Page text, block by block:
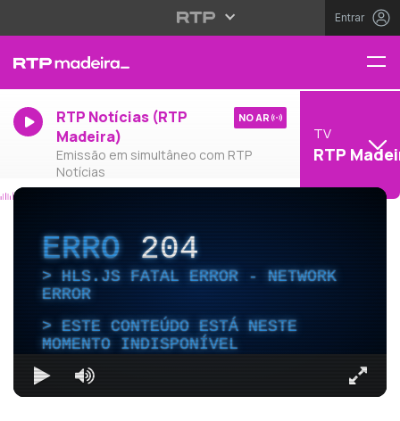
Entrar
RTP Notícias (RTP
Madeira)
Emissão em simultâneo com RTP
Notícias
NO AR
TV
RTP
ERRO204
HLS.JS FATAL ERROR - NETWORK
ERROR
ESTE CONTEÚDO ESTÁ NESTE
MOMENTO INDISPONÍVEL